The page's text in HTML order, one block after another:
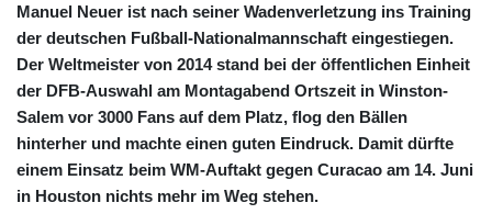
Manuel Neuer ist nach seiner Wadenverletzung ins Training
der deutschen Fußball-Nationalmannschaft eingestiegen.
Der Weltmeister von 2014 stand bei der öffentlichen Einheit
der DFB-Auswahl am Montagabend Ortszeit in Winston-
Salem vor 3000 Fans auf dem Platz, flog den Bällen
hinterher und machte einen guten Eindruck. Damit dürfte
einem Einsatz beim WM-Auftakt gegen Curacao am 14. Juni
in Houston nichts mehr im Weg stehen.